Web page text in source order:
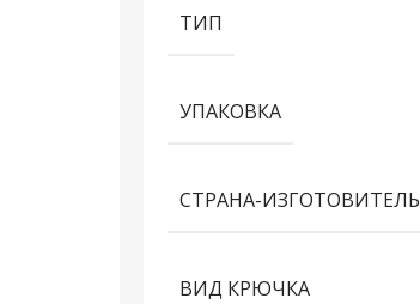
ТИП
УПАКОВКА
СТРАНА-ИЗГОТОВИТЕЛЬ
ВИД КРЮЧКА